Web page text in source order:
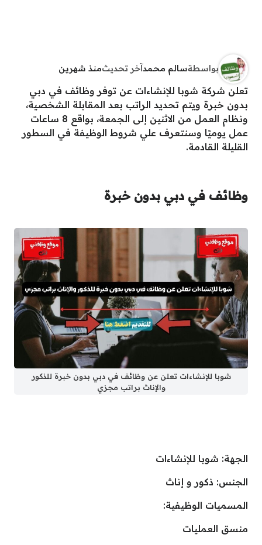
بواسطةسالم محمدآخر تحديثمنذ شهرين
تعلن شركة شوبا للإنشاءات عن توفر وظائف في دبي
بدون خبرة ويتم تحديد الراتب بعد المقابلة الشخصية،
ونظام العمل من الاثنين إلى الجمعة، بواقع 8 ساعات
عمل يوميًا وسنتعرف علي شروط الوظيفة في السطور
القليلة القادمة.
وظائف في دبي بدون خبرة
شوبا للإنشاءات تعلن عن وظائف في دبي بدون خبرة للذكور
والإناث براتب مجزي
الجهة: شوبا للإنشاءات
الجنس: ذكور و إناث
المسميات الوظيفية:
منسق العمليات